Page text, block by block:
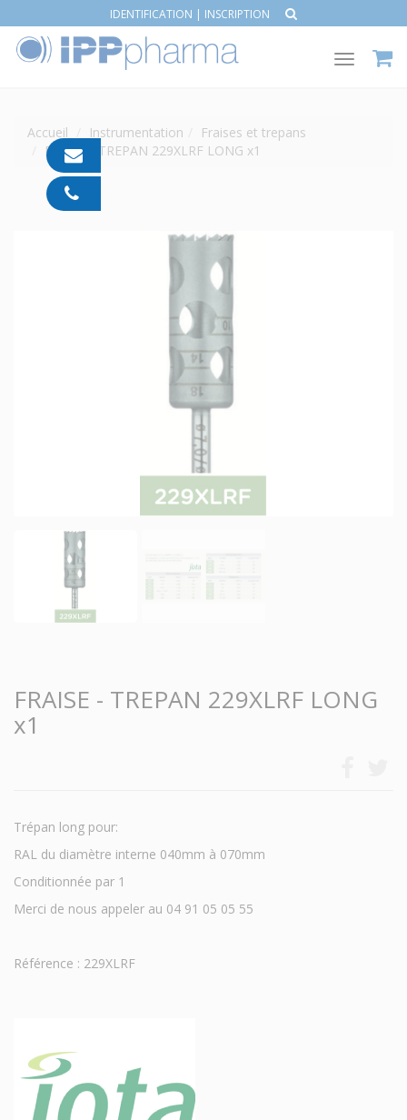
IDENTIFICATION | INSCRIPTION
Toggle
Accueil Instrumentation
Fraises et trepans
FRAISE - TREPAN 229XLRF LONG x1
FRAISE - TREPAN 229XLRF LONG
x1
Trépan long pour:
RAL du diamètre interne 040mm à 070mm
Conditionnée par 1
Merci de nous appeler au 04 91 05 05 55
Référence : 229XLRF
contact@ipp-
pharma.com
91